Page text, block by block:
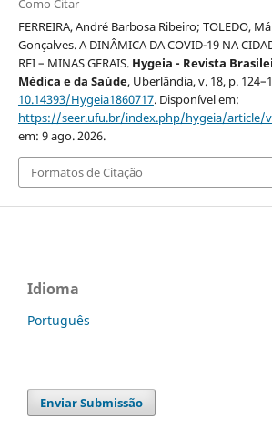
Como Citar
FERREIRA, André Barbosa Ribeiro; TOLEDO,
Gonçalves. A DINÂMICA DA COVID-19 NA
REI – MINAS GERAIS. Hygeia - Revista
Médica e da Saúde, Uberlândia, v. 18, p.
10.14393/Hygeia1860717. Disponível em:
https://seer.ufu.br/index.php/hygeia/article/
em: 9 ago. 2026.
Formatos de Citação
Idioma
Português
Enviar Submissão